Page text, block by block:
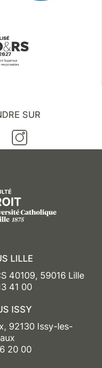
SUR
LILLE
40109, 59016 Lille
41 00
ISSY
92130 Issy-les-
20 00